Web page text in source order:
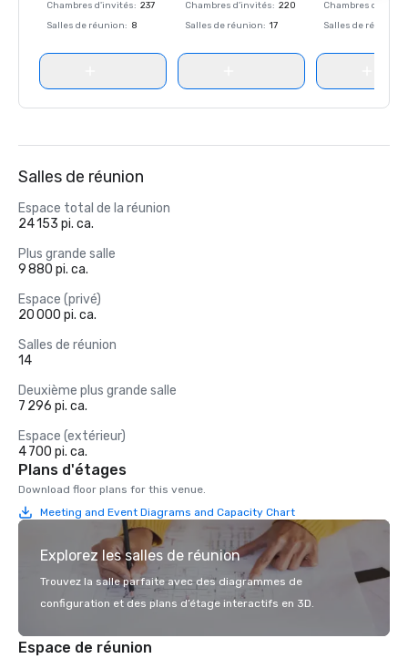
Chambres d'invités: 237
Salles de réunion: 8
Chambres d'invités: 220
Salles de réunion: 17
Chambres
Salles de réunion
Salles de réunion
Espace total de la réunion
24 153 pi. ca.
Plus grande salle
9 880 pi. ca.
Espace (privé)
20 000 pi. ca.
Salles de réunion
14
Deuxième plus grande salle
7 296 pi. ca.
Espace (extérieur)
4 700 pi. ca.
Plans d'étages
Download floor plans for this venue.
Meeting and Event Diagrams and Capacity Chart
Explorez les salles de réunion
Trouvez la salle parfaite avec des diagrammes de
configuration et des plans d’étage interactifs en 3D.
Espace de réunion